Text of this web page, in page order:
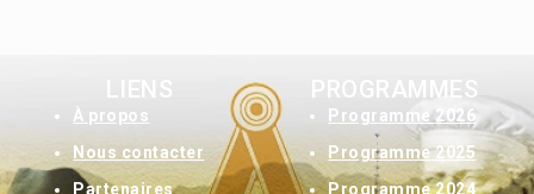
LIENS
À propos
Nous contacter
Partenaires
PROGRAMMES
Programme 2026
Programme 2025
Programme 2024